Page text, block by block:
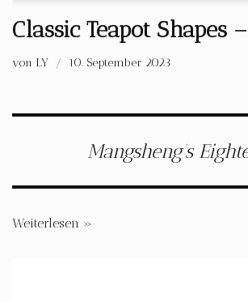
Classic Teapot Shapes
von LY 10. September 2023
Mangsheng’s
Weiterlesen »